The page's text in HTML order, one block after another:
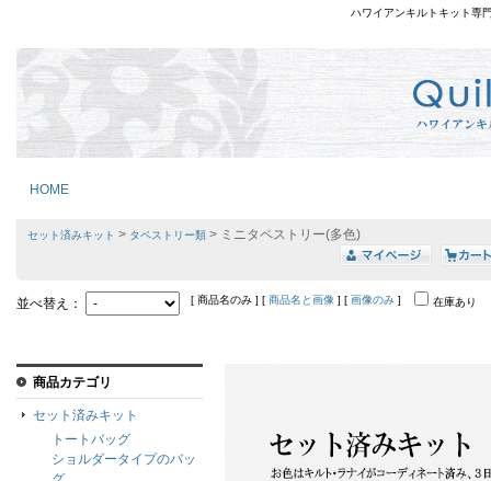
ハワイアンキルトキット専
HOME
セット済みキット > タペストリー類 > ミニタペストリー(多色)
並べ替え： [ 商品名のみ ] [ 商品名と画像 ] [ 画像のみ ] 在庫あり
商品カテゴリ
セット済みキット
トートバッグ
ショルダータイプのバッ